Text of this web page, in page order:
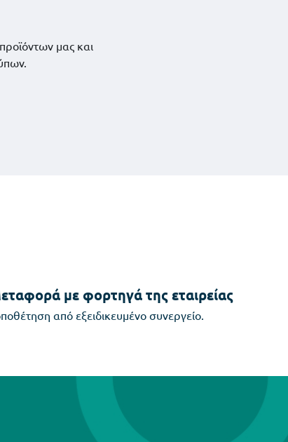
μας και
με φορτηγά της εταιρείας
από εξειδικευμένο συνεργείο.